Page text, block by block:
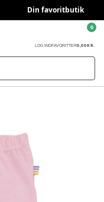
Din favoritbutik
LOG INDFAVORITTER0,00 KR.
0